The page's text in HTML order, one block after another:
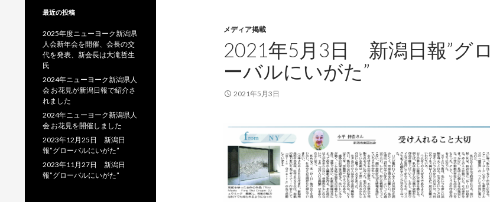
メディア掲載
2021年5月3日 新潟日報”グロ
ーバルにいがた”
2021年5月3日
最近の投稿
2025年度ニューヨーク新潟県
人会新年会を開催、会長の交
代を発表、新会長は大滝哲生
氏
2024年ニューヨーク新潟県人
会 お花見が新潟日報で紹介さ
れました
2024年ニューヨーク新潟県人
会 お花見を開催しました
2023年12月25日 新潟日
報”グローバルにいがた”
2023年11月27日 新潟日
報”グローバルにいがた”